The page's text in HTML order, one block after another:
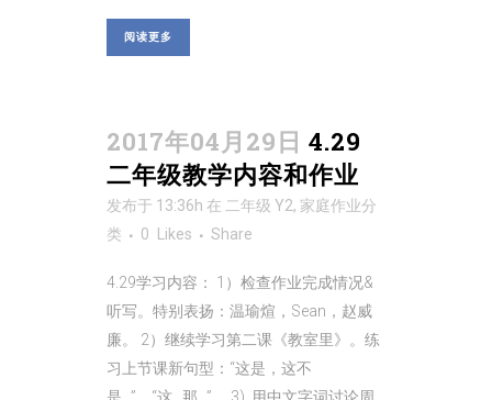
阅读更多
2017年04月29日 4.29
二年级教学内容和作业
发布于 13:36h 在 二年级 Y2, 家庭作业分
类
0 Likes Share
4.29学习内容： 1）检查作业完成情况&
听写。特别表扬：温瑜煊，Sean，赵威
廉。 2）继续学习第二课《教室里》。练
习上节课新句型：“这是，这不